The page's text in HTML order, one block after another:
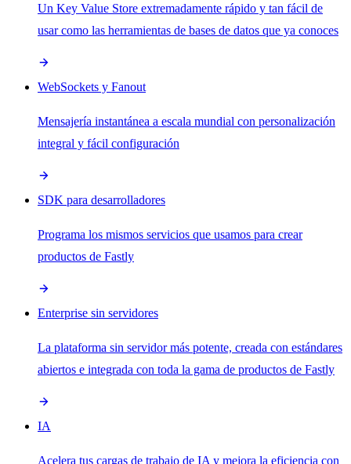
Un Key Value Store extremadamente rápido y tan fácil de
usar como las herramientas de bases de datos que ya conoces
WebSockets y Fanout
Mensajería instantánea a escala mundial con personalización
integral y fácil configuración
SDK para desarrolladores
Programa los mismos servicios que usamos para crear
productos de Fastly
Enterprise sin servidores
La plataforma sin servidor más potente, creada con estándares
abiertos e integrada con toda la gama de productos de Fastly
IA
Acelera tus cargas de trabajo de IA y mejora la eficiencia con